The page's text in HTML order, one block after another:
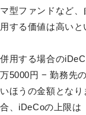
マ型ファンドなど
用する価値は高いと
併用する場合の
万5000円 − 勤務先
いほうの金額とな
合、iDeCoの上限は